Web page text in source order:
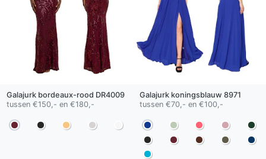
Galajurk bordeaux-rood DR4009
tussen €150,- en €180,-
Galajurk koningsblauw 8971
tussen €70,- en €100,-